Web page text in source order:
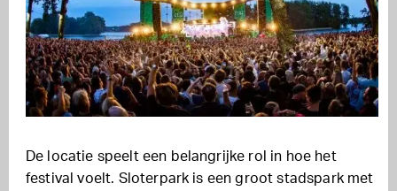
De locatie speelt een belangrijke rol in hoe het
festival voelt. Sloterpark is een groot stadspark met